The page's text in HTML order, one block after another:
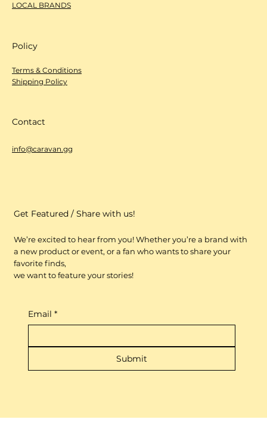
LOCAL BRANDS
Policy
Terms & Conditions
Shipping Policy
Contact
info@caravan.gg
Get Featured / Share with us!
We’re excited to hear from you! Whether you’re a brand with
a new product or event, or a fan who wants to share your
favorite finds,
we want to feature your stories!
Email *
Submit